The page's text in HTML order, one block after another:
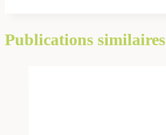
Publications similaires